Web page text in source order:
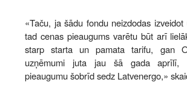
«Taču, ja šādu fondu neizdodas
tad cenas pieaugums varētu būt arī
starp starta un pamata tarifu, gan
uzņēmumi juta jau šā gada aprīlī,
pieaugumu šobrīd sedz Latvenergo,»